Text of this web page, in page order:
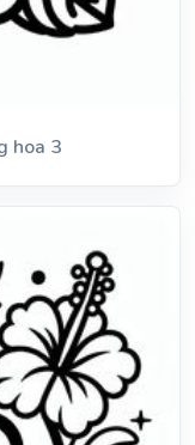
hoa 3